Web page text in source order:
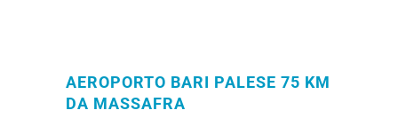
AEROPORTO BARI PALESE 75 KM
DA MASSAFRA